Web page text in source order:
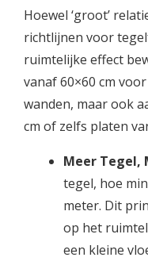
Hoewel ‘groot’
richtlijnen voor
ruimtelijke effect
vanaf 60×60 cm
wanden, maar ook
cm of zelfs platen
Meer Tegel,
tegel, hoe
meter. Dit
op het
een kleine